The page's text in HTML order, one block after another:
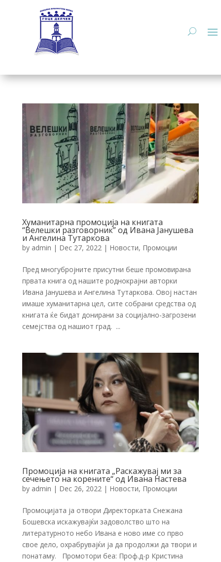
Хуманитарна промоција на книгата
“Велешки разговорник” од Ивана Јанушева
и Ангелина Тутаркова
by admin | Dec 27, 2022 | Новости, Промоции
Пред многубројните присутни беше промовирана
првата книга од нашите роднокрајни авторки
Ивана Јанушева и Ангелина Тутаркова. Овој настан
имаше хуманитарна цел, сите собрани средства од
книгата ќе бидат донирани за социјално-загрозени
семејства од нашиот град. ...
Промоција на книгата „Раскажувај ми за
сечењето на корените“ од Ивана Настева
by admin | Dec 26, 2022| Новости, Промоции
Промоцијата ја отвори Директорката Снежана
Бошевска искажувајќи задоволство што на
литературното небо Ивана е ново име со прво
свое дело, охрабрувајќи ја да продолжи да твори и
понатаму. Промотори беа: Проф.д-р Кристина